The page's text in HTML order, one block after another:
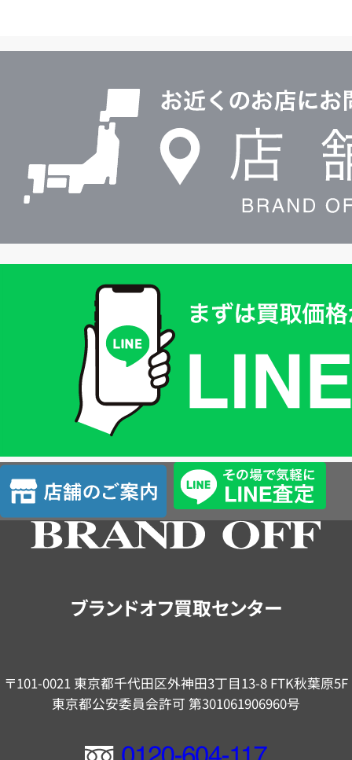
ル
査
定
店
舗
の
ブランドオフ買取センター
〒101-0021 東京都千代田区外神田3丁目13-8 FTK秋葉原5F
東京都公安委員会許可 第301061906960号